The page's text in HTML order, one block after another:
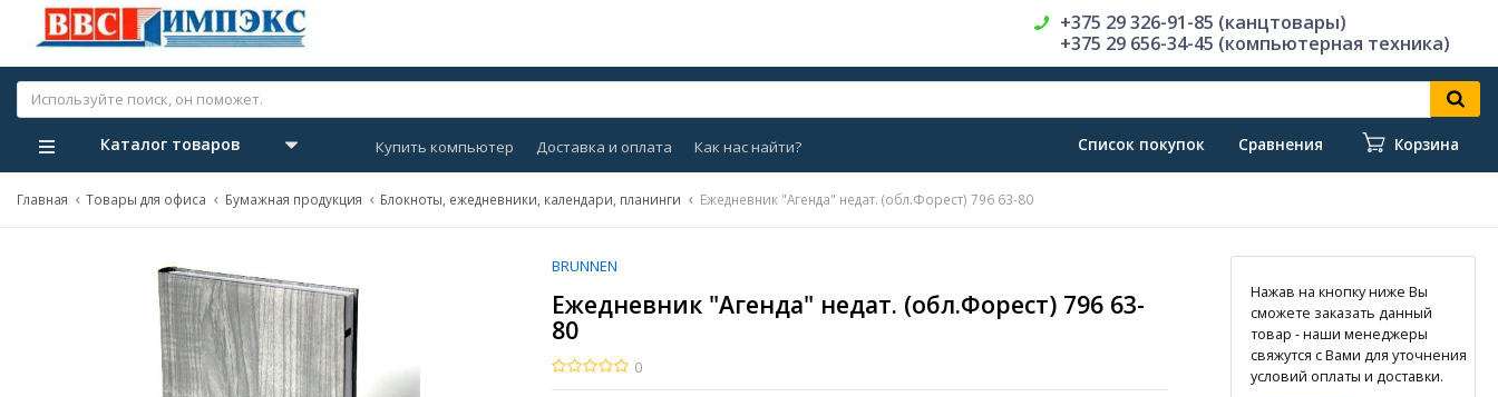
+375 29 326-91-85 (канцтовары)
+375 29 656-34-45 (компьютерная техника)
Каталог товаров Купить компьютер Доставка и оплата Как нас найти? Список покупок Сравнения Корзина
Главная Товары для офиса Бумажная продукция Блокноты, ежедневники, календари, планинги Ежедневник "Агенда" недат. (обл.Форест) 796 63-80
BRUNNEN
Ежедневник "Агенда" недат. (обл.Форест) 796 63-
80
0
Нажав на кнопку ниже Вы
сможете заказать данный
товар - наши менеджеры
свяжутся с Вами для уточнения
условий оплаты и доставки.